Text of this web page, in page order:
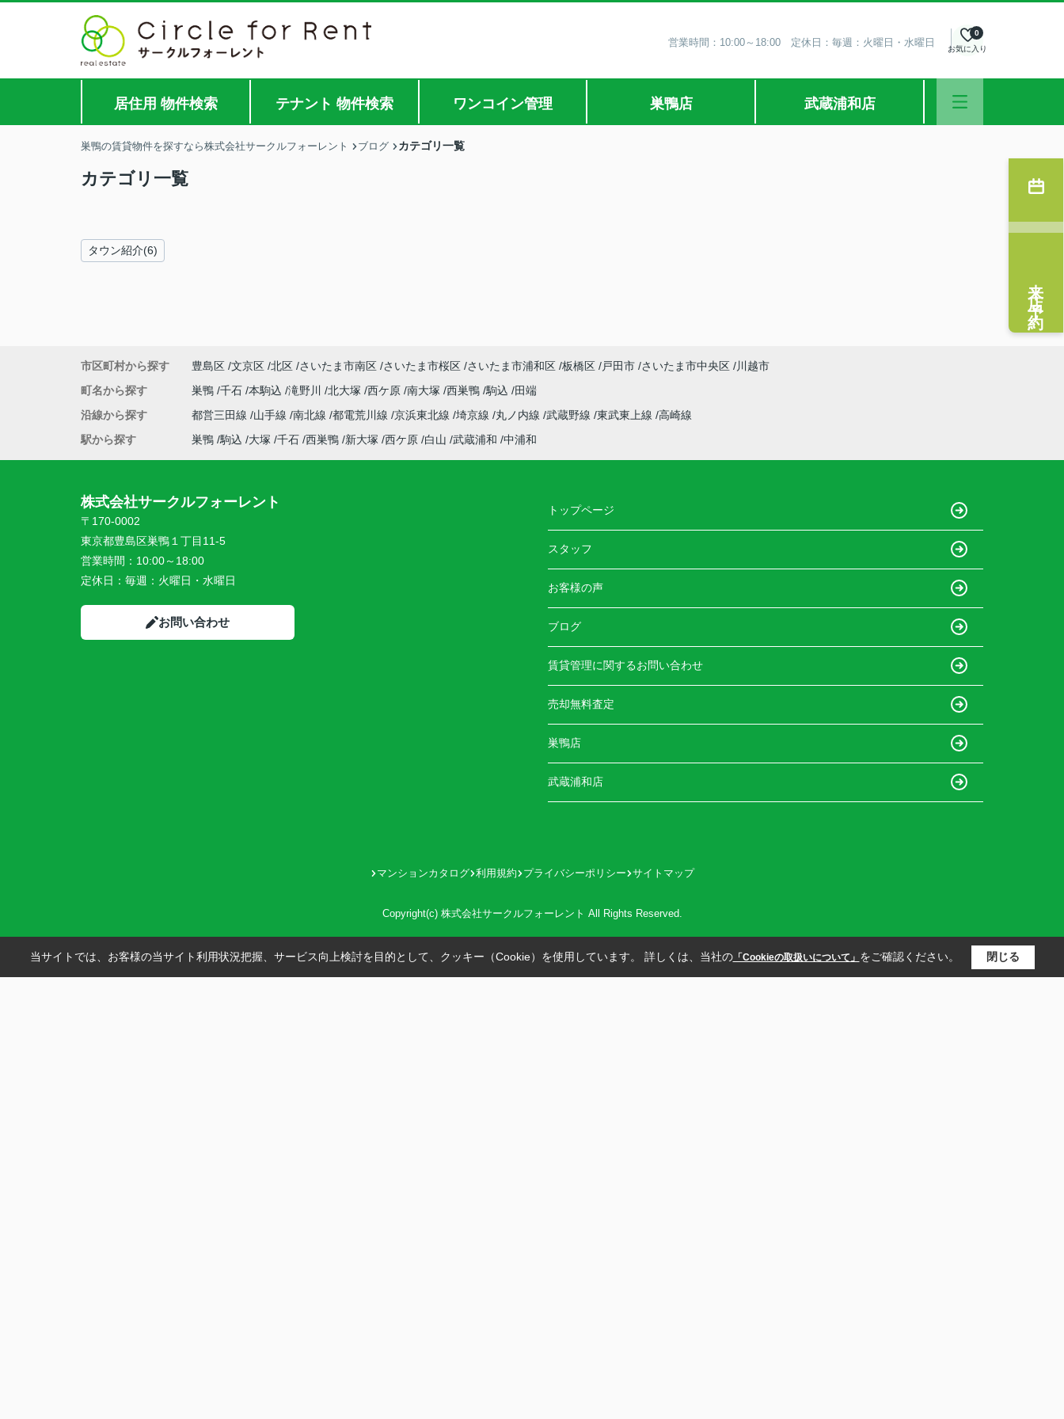
営業時間：10:00～18:00 定休日：毎週：火曜日・水曜日 お気に入り
0
居住用 物件検索 テナント 物件検索 ワンコイン管理 巣鴨店 武蔵浦和店
巣鴨の賃貸物件を探すなら株式会社サークルフォーレント ブログ カテゴリ一覧
カテゴリ一覧
タウン紹介(6)
来店予約
市区町村から探す 豊島区 文京区 北区 さいたま市南区 さいたま市桜区 さいたま市浦和区 板橋区 戸田市 さいたま市中央区
川越市
町名から探す
巣鴨 千石 本駒込 滝野川 北大塚 西ケ原 南大塚 西巣鴨 駒込
田端
沿線から探す
都営三田線 山手線 南北線 都電荒川線 京浜東北線 埼京線 丸ノ内線 武蔵野線 東武東上線 高崎線
駅から探す
巣鴨 駒込 大塚 千石 西巣鴨 新大塚 西ケ原 白山 武蔵浦和 中浦和
株式会社サークルフォーレント
〒170-0002
東京都豊島区巣鴨１丁目11-5
営業時間： 10:00～18:00
定休日： 毎週：火曜日・水曜日
お問い合わせ
トップページ
スタッフ
お客様の声
ブログ
賃貸管理に関するお問い合わせ
売却無料査定
巣鴨店
武蔵浦和店
マンションカタログ 利用規約 プライバシーポリシー サイトマップ
Copyright(c) 株式会社サークルフォーレント All Rights Reserved.
当サイトでは、お客様の当サイト利用状況把握、サービス向上検討を目的として、クッキー（Cookie）を使用しています。 詳しくは、当社の「Cookieの取扱いについて」 をご確認ください。 閉じる